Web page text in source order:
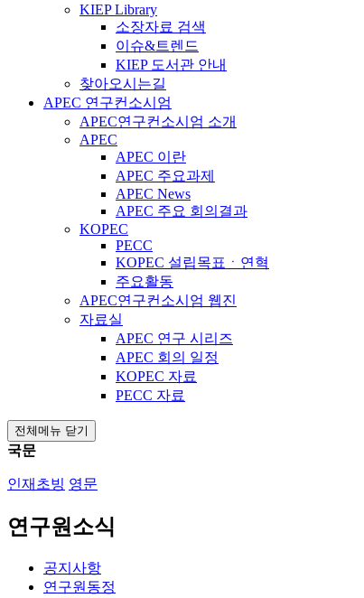
KIEP Library
소장자료 검색
이슈&트렌드
KIEP 도서관 안내
찾아오시는길
APEC 연구컨소시엄
APEC연구컨소시엄 소개
APEC
APEC 이란
APEC 주요과제
APEC News
APEC 주요 회의결과
KOPEC
PECC
KOPEC 설립목표ㆍ연혁
주요활동
APEC연구컨소시엄 웹진
자료실
APEC 연구 시리즈
APEC 회의 일정
KOPEC 자료
PECC 자료
전체메뉴 닫기
국문
인재초빙 영문
연구원소식
공지사항
연구원동정